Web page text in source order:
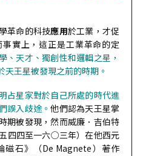
革命的科技應用於工業，才促
實上，這正是工業革命的定
、天才、獨創性和邏輯之星，
王星被發現之前的時期。
占星家對於自己所處的時代進
誤入歧途。他們認為天王星掌
期被發現，然而威廉．吉伯特
四四至一六○三年）在他西元
石》（De Magnete）著作